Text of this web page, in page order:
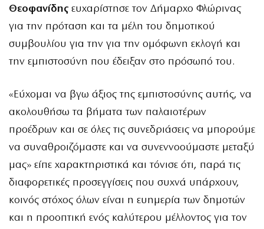
Θεοφανίδης ευχαρίστησε τον Δήμαρχο Φλώρινας
για την πρόταση και τα μέλη του δημοτικού
συμβουλίου για την για την ομόφωνη εκλογή και
την εμπιστοσύνη που έδειξαν στο πρόσωπό του.
«Εύχομαι να βγω άξιος της εμπιστοσύνης αυτής, να
ακολουθήσω τα βήματα των παλαιοτέρων
προέδρων και σε όλες τις συνεδριάσεις να μπορούμε
να συναθροιζόμαστε και να συνεννοούμαστε μεταξύ
μας» είπε χαρακτηριστικά και τόνισε ότι, παρά τις
διαφορετικές προσεγγίσεις που συχνά υπάρχουν,
κοινός στόχος όλων είναι η ευημερία των δημοτών
και η προοπτική ενός καλύτερου μέλλοντος για τον